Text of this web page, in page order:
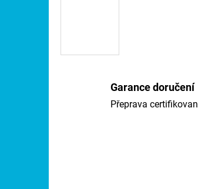
Garance doručení
Přeprava